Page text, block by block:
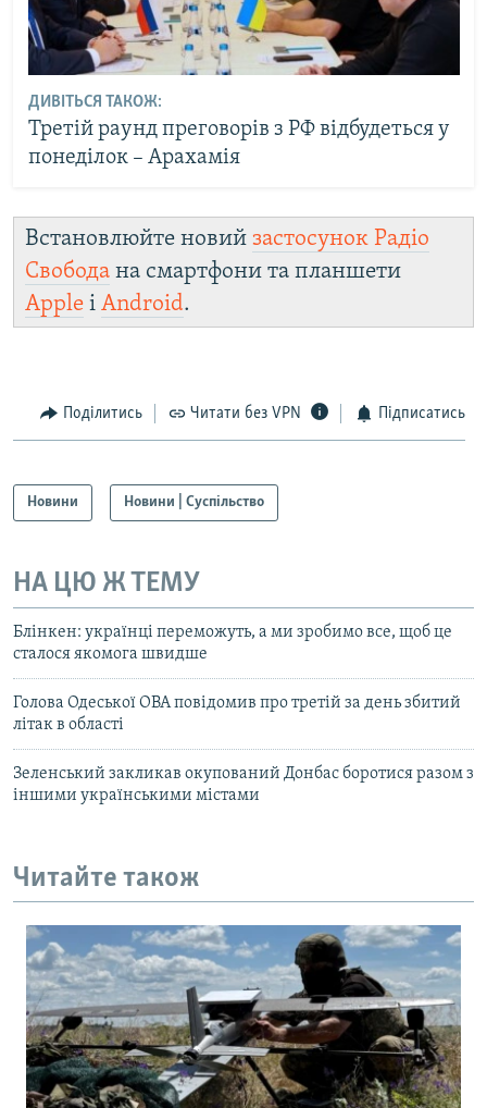
ДИВІТЬСЯ ТАКОЖ:
Третій раунд преговорів з РФ відбудеться у
понеділок – Арахамія
Встановлюйте новий застосунок Радіо
Свобода на смартфони та планшети
Apple і Android.
Поділитись Читати без VPN Підписатись
Новини Новини | Суспільство
НА ЦЮ Ж ТЕМУ
Блінкен: українці переможуть, а ми зробимо все, щоб це
сталося якомога швидше
Голова Одеської ОВА повідомив про третій за день збитий
літак в області
Зеленський закликав окупований Донбас боротися разом з
іншими українськими містами
Читайте також